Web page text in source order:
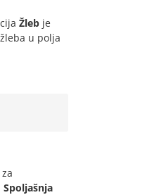
Žleb je
u polja
Spoljašnja